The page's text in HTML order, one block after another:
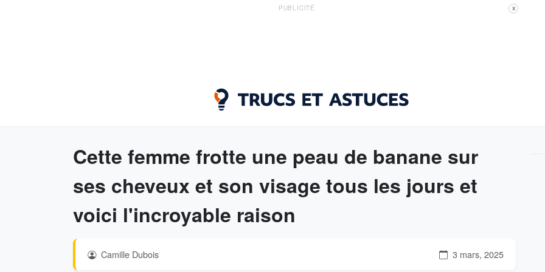
PUBLICITÉ X
Cette femme frotte une peau de banane sur
ses cheveux et son visage tous les jours et
voici l'incroyable raison
Camille Dubois 3 mars, 2025